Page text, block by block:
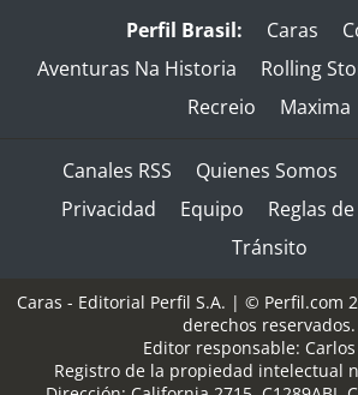
Perfil Brasil: Caras
Aventuras Na Historia
Rolling
Recreio
Maxima
Canales RSS Quienes Somos
Privacidad
Equipo
Reglas
Tránsito
Caras - Editorial Perfil S.A. | © Perfil.com
derechos reservados.
Editor responsable:
Registro de la propiedad intelectual